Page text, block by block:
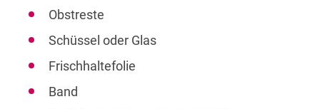
Obstreste
Schüssel oder Glas
Frischhaltefolie
Band